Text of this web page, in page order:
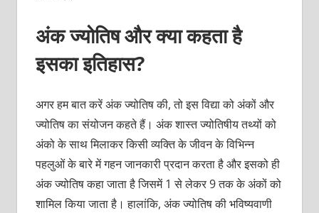
अंक ज्योतिष और क्या कहता है
इसका इतिहास?
अगर हम बात करें अंक ज्योतिष की, तो इस विद्या को अंकों और
ज्योतिष का संयोजन कहते हैं। अंक शास्त ज्योतिषीय तथ्यों को
अंको के साथ मिलाकर किसी व्यक्ति के जीवन के विभिन्न
पहलुओं के बारे में गहन जानकारी प्रदान करता है और इसको ही
अंक ज्योतिष कहा जाता है जिसमें 1 से लेकर 9 तक के अंकों को
शामिल किया जाता है। हालांकि, अंक ज्योतिष की भविष्यवाणी